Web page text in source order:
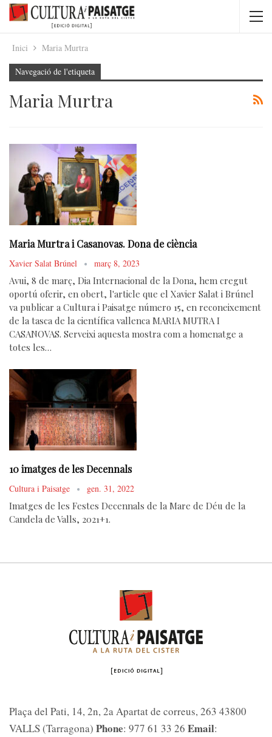
Inici Maria Murtra
Navegació de l'etiqueta
Maria Murtra
Maria Murtra i Casanovas. Dona de ciència
Xavier Salat Brúnel març 8, 2023
Avui, 8 de març, Dia Internacional de la Dona, hem cregut
oportú oferir, en obert, l'article que el Xavier Salat i Brúnel
va publicar a Cultura i Paisatge número 15, en reconeixement
de la tasca de la científica vallenca MARIA MUTRA I
CASANOVAS. Serveixi aquesta mostra com a homenatge a
totes les…
10 imatges de les Decennals
Cultura i Paisatge gen. 31, 2022
Imatges de les Festes Decennals de la Mare de Déu de la
Candela de Valls, 2021+1.
Plaça del Pati, 14, 2n, 2a Apartat de correus, 263 43800
VALLS (Tarragona) Phone: 977 61 33 26 Email: